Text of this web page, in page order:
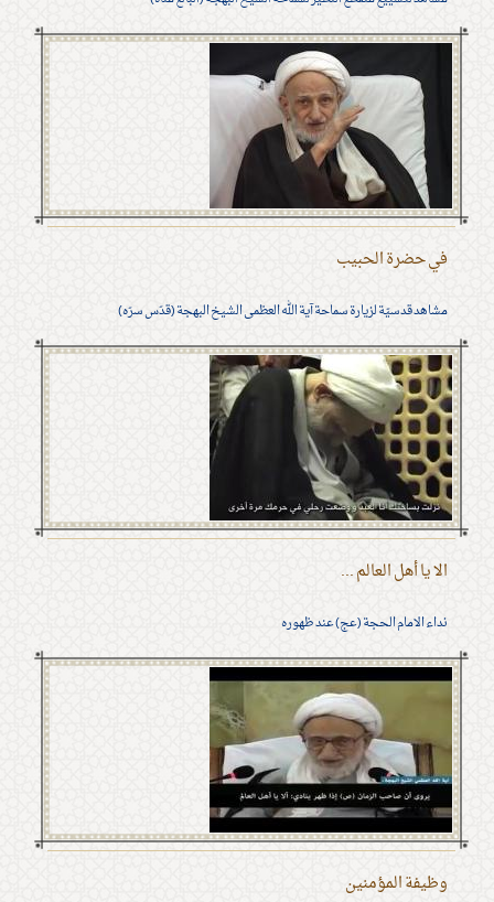
في حضرة الحبيب
مشاهد قدسيّة لزيارة سماحة آية الله العظمى الشيخ البهجة (قدّس سرّه)
الا يا أهل العالم ...
نداء الامام الحجة (عج) عند ظهوره
وظيفة المؤمنين